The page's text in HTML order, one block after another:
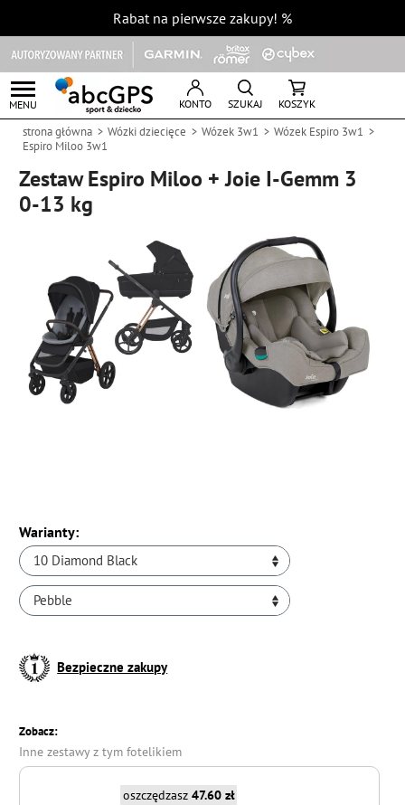
Rabat na pierwsze zakupy! %
MENU KONTO SZUKAJ KOSZYK
strona główna Wózki dziecięce Wózek 3w1
Wózek Espiro 3w1
Espiro Miloo 3w1
Zestaw Espiro Miloo + Joie I-Gemm 3
0-13 kg
Warianty:
10 Diamond Black
Pebble
Bezpieczne zakupy
Zobacz:
Inne zestawy z tym fotelikiem
oszczędzasz 47.60 zł